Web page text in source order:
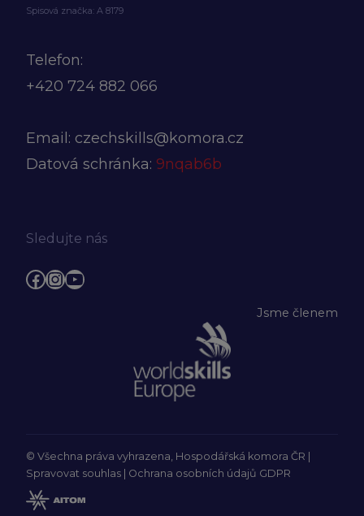
Spisová značka: A 8179
Telefon:
+420 724 882 066
Email: czechskills@komora.cz
Datová schránka: 9nqab6b
Sledujte nás
Facebook
Instagram
YouTube
Jsme členem
© Všechna práva vyhrazena, Hospodářská komora ČR |
Spravovat souhlas
Ochrana osobních údajů GDPR